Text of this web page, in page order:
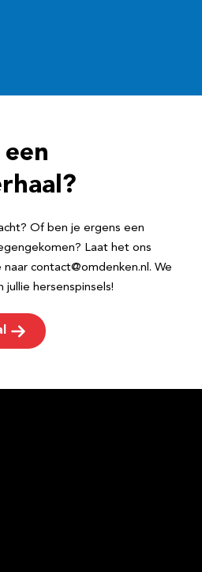
Of ben je ergens een
Laat het ons
contact@omdenken.nl. We
jullie hersenspinsels!